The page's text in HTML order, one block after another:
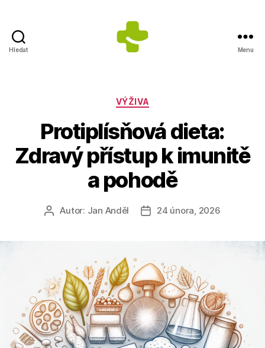
Hledat
Anděla
Menu
Rubriky
VÝŽIVA
Protiplísňová dieta:
Zdravý přístup k imunitě
a pohodě
AutorAutor: Jan Anděl
Datum
24 února, 2026